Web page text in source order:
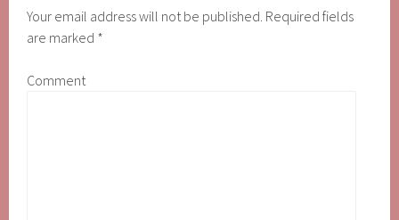
Your email address will not be published. Required fields
are marked *
Comment